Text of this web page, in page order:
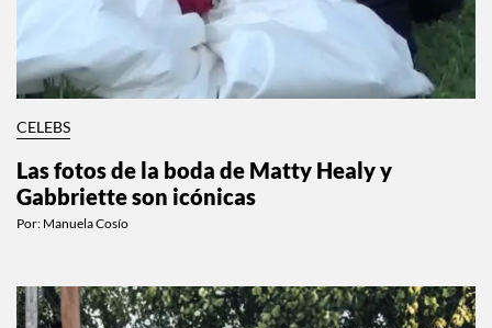
CELEBS
Las fotos de la boda de Matty Healy y
Gabbriette son icónicas
Por: Manuela Cosío